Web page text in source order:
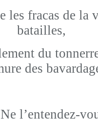
les fracas de la
batailles,
du
des
Ne l’entendez-